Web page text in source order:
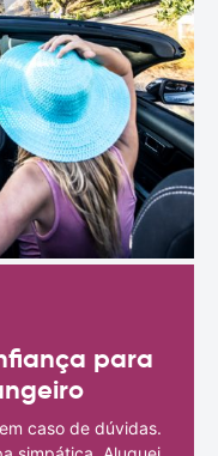
para
caso de dúvidas.